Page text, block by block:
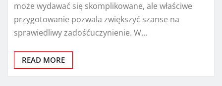
może wydawać się skomplikowane, ale właściwe
przygotowanie pozwala zwiększyć szanse na
sprawiedliwy zadośćuczynienie. W…
READ MORE